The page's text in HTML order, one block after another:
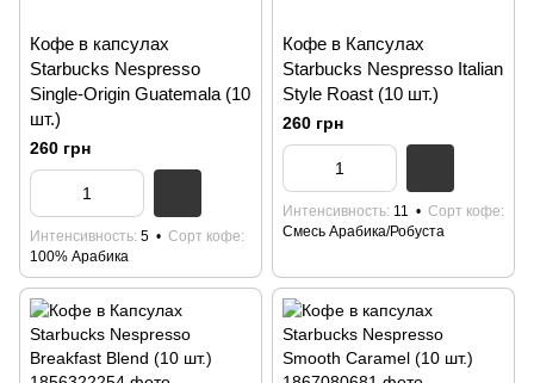
Кофе в капсулах
Starbucks Nespresso
Single-Origin Guatemala (10
шт.)
260 грн
Интенсивность 5
Сорт кофе
100% Арабика
Кофе в Капсулах
Starbucks Nespresso Italian
Style Roast (10 шт.)
260 грн
Интенсивность 11
Сорт кофе
Смесь Арабика/Робуста